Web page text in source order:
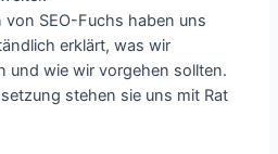
von SEO-Fuchs haben uns
erklärt, was wir
und wie wir vorgehen sollten.
stehen sie uns mit Rat